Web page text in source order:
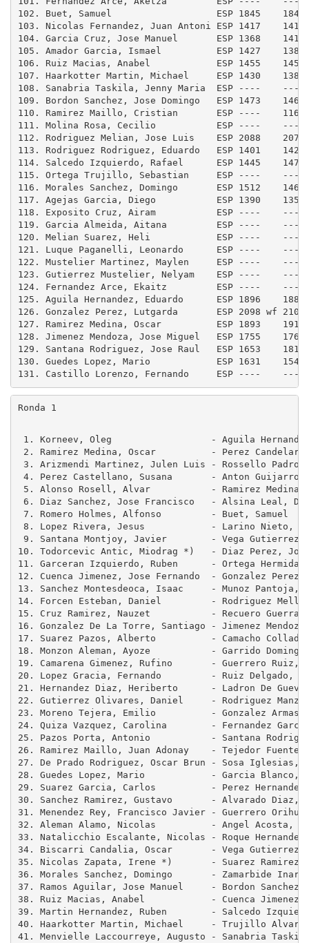
102. Buet, Samuel                   ESP 1845
103. Nicolas Fernandez, Juan Antoni ESP 1417
104. Garcia Cruz, Jose Manuel       ESP 1368
105. Amador Garcia, Ismael          ESP 1427
106. Ruiz Macias, Anabel            ESP 1455
107. Haarkotter Martin, Michael     ESP 1430
108. Sanabria Taskila, Jenny Maria  ESP ----
109. Bordon Sanchez, Jose Domingo   ESP 1473
110. Ramirez Maillo, Cristian       ESP ----
111. Molina Rosa, Cecilio           ESP ----
112. Rodriguez Melian, Jose Luis    ESP 2088
113. Rodriguez Rodriguez, Eduardo   ESP 1401
114. Salcedo Izquierdo, Rafael      ESP 1445
115. Ortega Trujillo, Sebastian     ESP ----
116. Morales Sanchez, Domingo       ESP 1512
117. Agejas Garcia, Diego           ESP 1390
118. Exposito Cruz, Airam           ESP ----
119. Garcia Almeida, Aitana         ESP ----
120. Melian Suarez, Heli            ESP ----
121. Luque Paganelli, Leonardo      ESP ----
122. Mustelier Martinez, Maylen     ESP ----
123. Gutierrez Mustelier, Nelyam    ESP ----
124. Fernandez Arce, Ekaitz         ESP ----
125. Aguila Hernandez, Eduardo      ESP 1896
126. Gonzalez Perez, Lutgarda       ESP 2098 wf
127. Ramirez Medina, Oscar          ESP 1893
128. Jimenez Mendoza, Jose Miguel   ESP 1755
129. Santana Rodriguez, Jose Raul   ESP 1653
130. Guedes Lopez, Mario            ESP 1631
131. Castillo Lorenzo, Fernando     ESP ----
Ronda 1
1. Korneev, Oleg                  - Aguila
2. Ramirez Medina, Oscar          - Perez
3. Arizmendi Martinez, Julen Luis - Rossello
4. Perez Castellano, Susana       - Anton
5. Alonso Rosell, Alvar           - Ramirez
6. Diaz Sanchez, Jose Francisco   - Alsina
7. Romero Holmes, Alfonso         - Buet,
8. Lopez Rivera, Jesus            - Larino Nieto,
9. Santana Montjoy, Javier        - Vega
10. Todorcevic Antic, Miodrag *)   - Diaz Perez,
11. Garceran Izquierdo, Ruben      - Ortega
12. Cuenca Jimenez, Jose Fernando  - Gonzalez
13. Sanchez Montesdeoca, Isaac     - Munoz
14. Forcen Esteban, Daniel         - Rodriguez
15. Cruz Ramirez, Nauzet           - Recuero
16. Gonzalez De La Torre, Santiago - Jimenez
17. Suarez Pazos, Alberto          - Camacho
18. Monzon Aleman, Ayoze           - Garrido
19. Camarena Gimenez, Rufino       - Guerrero
20. Lopez Gracia, Fernando         - Ruiz
21. Hernandez Diaz, Heriberto      - Ladron De
22. Gutierrez Olivares, Daniel     - Rodriguez
23. Moreno Tejera, Emilio          - Gonzalez
24. Quiza Vazquez, Carolina        - Fernandez
25. Pazos Porta, Antonio           - Santana
26. Ramirez Maillo, Juan Adonay    - Tejedor
27. De Prado Rodriguez, Oscar Brun - Sosa
28. Guedes Lopez, Mario            - Garcia
29. Suarez Garcia, Carlos          - Perez
30. Sanchez Ramirez, Gustavo       - Alvarado
31. Menendez Rey, Francisco Javier - Guerrero
32. Aleman Alamo, Nicolas          - Angel Acosta,
33. Natalicchio Escalante, Nicolas - Roque
34. Biscarri Candalia, Oscar       - Vega
35. Nicolas Zapata, Irene *)       - Suarez
36. Morales Sanchez, Domingo       - Zamarbide
37. Ramos Aguilar, Jose Manuel     - Bordon
38. Ruiz Macias, Anabel            - Cuenca Jimenez,
39. Martin Hernandez, Ruben        - Salcedo
40. Haarkotter Martin, Michael     - Trujillo
41. Menvielle Laccourreye, Augusto - Sanabria